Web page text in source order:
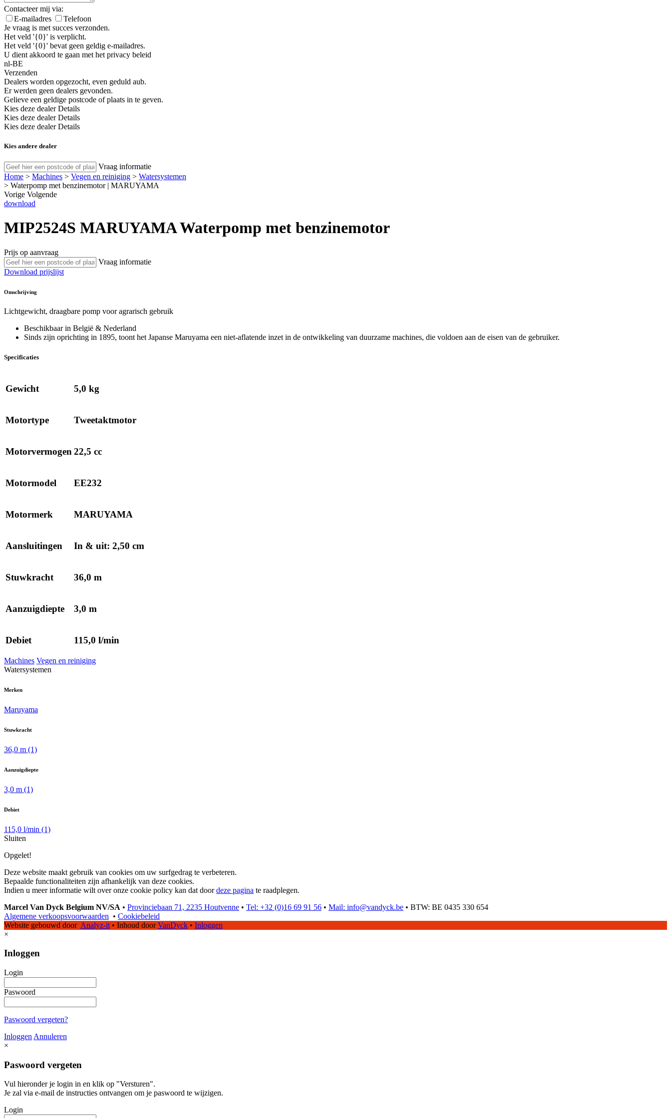
Contacteer mij via:
E-mailadres
Telefoon
Je vraag is met succes verzonden.
Het veld '{0}' is verplicht.
Het veld '{0}' bevat geen geldig e-mailadres.
U dient akkoord te gaan met het privacy beleid
nl-BE
Verzenden
Dealers worden opgezocht, even geduld aub.
Er werden geen dealers gevonden.
Gelieve een geldige postcode of plaats in te geven.
Kies deze dealer Details
Kies deze dealer Details
Kies deze dealer Details
Kies andere dealer
Vraag informatie
Home > Machines > Vegen en reiniging > Watersystemen
> Waterpomp met benzinemotor | MARUYAMA
Vorige Volgende
download
MIP2524S MARUYAMAWaterpomp met benzinemotor
Prijs op aanvraag
Vraag informatie
Download prijslijst
Omschrijving
Lichtgewicht, draagbare pomp voor agrarisch gebruik
Beschikbaar in België & Nederland
Sinds zijn oprichting in 1895, toont het Japanse Maruyama een niet-aflatende inzet in de ontwikkeling van duurzame machines, die voldoen aan de eisen van de gebruiker.
Specificaties
Gewicht 5,0 kg
Motortype Tweetaktmotor
Motorvermogen 22,5 cc
Motormodel EE232
Motormerk MARUYAMA
Aansluitingen In & uit: 2,50 cm
Stuwkracht 36,0 m
Aanzuigdiepte 3,0 m
Debiet 115,0 l/min
Machines Vegen en reiniging
Watersystemen
Merken
Maruyama
Stuwkracht
36,0 m (1)
Aanzuigdiepte
3,0 m (1)
Debiet
115,0 l/min (1)
Sluiten
Opgelet!
Deze website maakt gebruik van cookies om uw surfgedrag te verbeteren.
Bepaalde functionaliteiten zijn afhankelijk van deze cookies.
Indien u meer informatie wilt over onze cookie policy kan dat doordeze pagina te raadplegen.
Marcel Van Dyck Belgium NV/SA • Provinciebaan 71, 2235 Houtvenne • Tel: +32 (0)16 69 91 56 • Mail: info@vandyck.be • BTW: BE 0435 330 654
Algemene verkoopsvoorwaarden • Cookiebeleid
Website gebouwd door Analyz-it • Inhoud doorVanDyck • Inloggen
×
Inloggen
Login
Paswoord
Paswoord vergeten?
Inloggen Annuleren
×
Paswoord vergeten
Vul hieronder je login in en klik op "Versturen".
Je zal via e-mail de instructies ontvangen om je paswoord te wijzigen.
Login